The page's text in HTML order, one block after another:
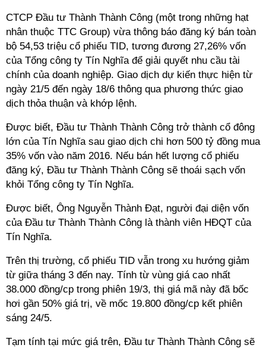
CTCP Đầu tư Thành Thành Công (một trong những hạt
nhân thuộc TTC Group) vừa thông báo đăng ký bán toàn
bộ 54,53 triệu cổ phiếu TID, tương đương 27,26% vốn
của Tổng công ty Tín Nghĩa để giải quyết nhu cầu tài
chính của doanh nghiệp. Giao dịch dự kiến thực hiện từ
ngày 21/5 đến ngày 18/6 thông qua phương thức giao
dịch thỏa thuận và khớp lệnh.
Được biết, Đầu tư Thành Thành Công trở thành cổ đông
lớn của Tín Nghĩa sau giao dịch chi hơn 500 tỷ đồng mua
35% vốn vào năm 2016. Nếu bán hết lượng cổ phiếu
đăng ký, Đầu tư Thành Thành Công sẽ thoái sạch vốn
khỏi Tổng công ty Tín Nghĩa.
Được biết, Ông Nguyễn Thành Đạt, người đại diện vốn
của Đầu tư Thành Thành Công là thành viên HĐQT của
Tín Nghĩa.
Trên thị trường, cổ phiếu TID vẫn trong xu hướng giảm
từ giữa tháng 3 đến nay. Tính từ vùng giá cao nhất
38.000 đồng/cp trong phiên 19/3, thị giá mã này đã bốc
hơi gần 50% giá trị, về mốc 19.800 đồng/cp kết phiên
sáng 24/5.
Tạm tính tại mức giá trên, Đầu tư Thành Thành Công sẽ